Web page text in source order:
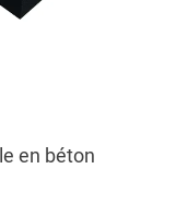
en béton